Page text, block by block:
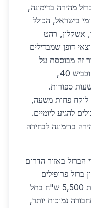
מהירה בדימונה,
בישראל, הכולל
אשקלון, רהט
דופן שמבדילים
זה מבוססת על
רשת כבישים מתקדמת כמו כביש 6 וכביש 40,
ספורות.
לוקח פחות משעה,
להגיע ליומיים.
בדימונה לבחירה
בשנת 2026, מחירי הברזל באזור הדרום
טון ברזל פרופילים
עולה כ-4,800 ש"ח בדימונה, לעומת 5,500 ש"ח בתל
נמוכות יותר,